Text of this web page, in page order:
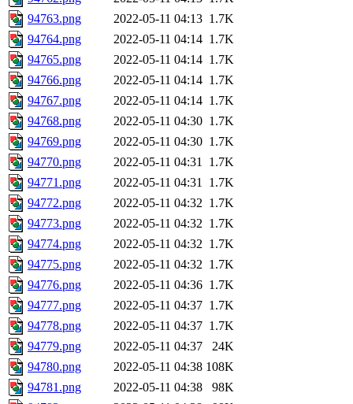
94763.png
2022-05-11 04:13 1.7K
94764.png
2022-05-11 04:14 1.7K
94765.png
2022-05-11 04:14 1.7K
94766.png
2022-05-11 04:14 1.7K
94767.png
2022-05-11 04:14 1.7K
94768.png
2022-05-11 04:30 1.7K
94769.png
2022-05-11 04:30 1.7K
94770.png
2022-05-11 04:31 1.7K
94771.png
2022-05-11 04:31 1.7K
94772.png
2022-05-11 04:32 1.7K
94773.png
2022-05-11 04:32 1.7K
94774.png
2022-05-11 04:32 1.7K
94775.png
2022-05-11 04:32 1.7K
94776.png
2022-05-11 04:36 1.7K
94777.png
2022-05-11 04:37 1.7K
94778.png
2022-05-11 04:37 1.7K
94779.png
2022-05-11 04:37
24K
94780.png
2022-05-11 04:38 108K
94781.png
2022-05-11 04:38
98K